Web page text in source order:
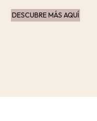
DESCUBRE MÁS AQUÍ